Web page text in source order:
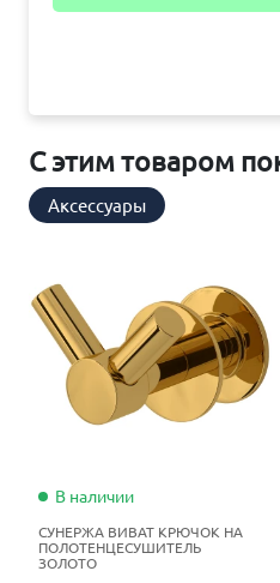
С этим товаром
Аксессуары
В наличии
СУНЕРЖА ВИВАТ КРЮЧОК НА
ПОЛОТЕНЦЕСУШИТЕЛЬ
ЗОЛОТО